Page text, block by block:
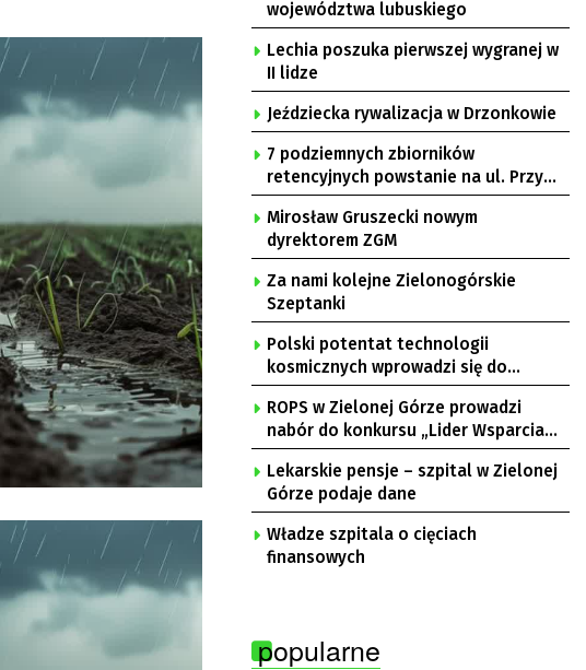
województwa lubuskiego
Lechia poszuka pierwszej wygranej w
II lidze
Jeździecka rywalizacja w Drzonkowie
7 podziemnych zbiorników
retencyjnych powstanie na ul. Przy
Gazowni
Mirosław Gruszecki nowym
dyrektorem ZGM
Za nami kolejne Zielonogórskie
Szeptanki
Polski potentat technologii
kosmicznych wprowadzi się do
Zielonej Góry
ROPS w Zielonej Górze prowadzi
nabór do konkursu „Lider Wsparcia
Seniora”
Lekarskie pensje – szpital w Zielonej
Górze podaje dane
Władze szpitala o cięciach
finansowych
popularne